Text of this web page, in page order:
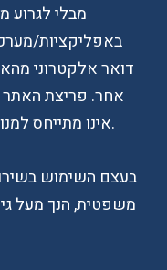
מבלי
באפליקציות/
דואר אלקטרוני
אחר. פריצת האתר
אינו מתייחס למנועי חיפוש המקשרים ישירות לאתר.
בעצם השימוש